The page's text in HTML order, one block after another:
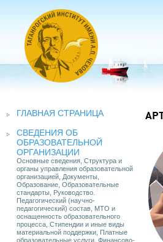
ГЛАВНАЯ СТРАНИЦА
СВЕДЕНИЯ ОБ
ОБРАЗОВАТЕЛЬНОЙ
ОРГАНИЗАЦИИ
Основные сведения, Структура и
органы управления образовательной
организацией, Документы,
Образование, Образовательные
стандарты, Руководство.
Педагогический (научно-
педагогический) состав, МТО и
оснащенность образовательного
процесса, Стипендии и иные виды
материальной поддержки, Платные
образовательные услуги, Финансово-